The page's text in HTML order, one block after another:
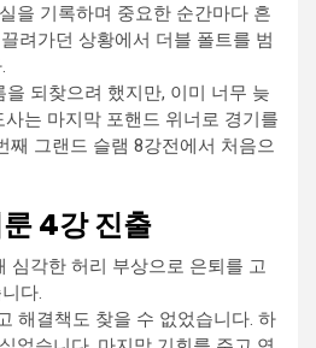
을 기록하며 중요한 순간마다 흔
려가던 상황에서 더블 폴트를 범
되찾으려 했지만, 이미 너무 늦
는 마지막 포핸드 위너로 경기를
째 그랜드 슬램 8강전에서 처음으
4강 진출
심각한 허리 부상으로 은퇴를 고
다.
해결책도 찾을 수 없었습니다. 하